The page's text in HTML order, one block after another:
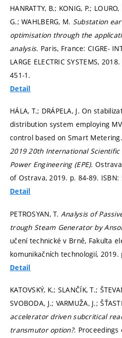
HANRATTY, B.; KONIG, P.;
G.; WAHLBERG, M. Substation
optimisation through the
analysis. Paris, France: CIGRE-
LARGE ELECTRIC SYSTEMS,
451-1.
Detail
HÁLA, T.; DRÁPELA, J. On
distribution system employing
control based on Smart
2019 20th International
Power Engineering (EPE).
of Ostrava, 2019. p. 84-89. ISBN:
Detail
PETROSYAN, T. Analysis of
trough Steam Generator by
učení technické v Brně, Fakulta
komunikačních technologií, 2019.
Detail
KATOVSKÝ, K.; SLANČÍK, T.;
SVOBODA, J.; VARMUŽA, J.;
accelerator driven subcritical
transmutor option?. Proceedings